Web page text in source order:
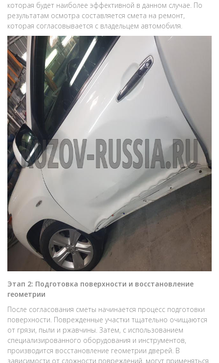
которая будет наиболее эффективной в данном случае. По
результатам осмотра составляется смета на ремонт,
которая согласовывается с владельцем автомобиля.
Этап 2: Подготовка поверхности и восстановление
геометрии
После согласования сметы начинается процесс подготовки
поверхности. Поврежденные участки тщательно очищаются
от грязи, пыли и ржавчины. Затем, с использованием
специализированного оборудования и инструментов,
производится восстановление геометрии дверей. В
зависимости от сложности повреждений, могут применяться